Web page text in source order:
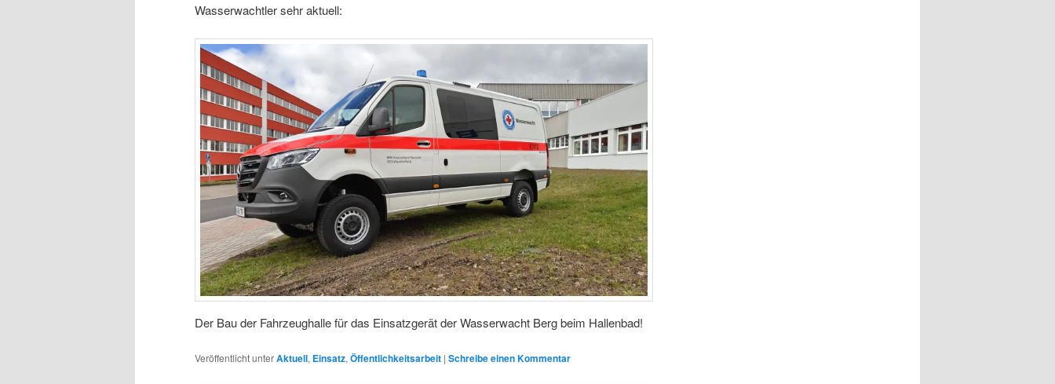
Wasserwachtler sehr aktuell:
Der Bau der Fahrzeughalle für das Einsatzgerät der Wasserwacht Berg beim Hallenbad!
Veröffentlicht unterAktuell, Einsatz, Öffentlichkeitsarbeit | Schreibe einen Kommentar